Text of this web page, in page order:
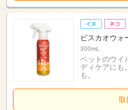
ビスカオウォ
300mL
ペットのウイ
ディケアにも
も。
取